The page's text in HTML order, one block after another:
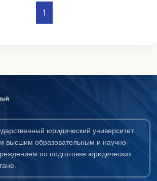
1
юридический университет
высшим образовательным и научно-
по подготовке юридических